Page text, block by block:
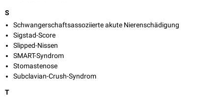
S
Schwangerschaftsassoziierte akute Nierenschädigung
Sigstad-Score
Slipped-Nissen
SMART-Syndrom
Stomastenose
Subclavian-Crush-Syndrom
T